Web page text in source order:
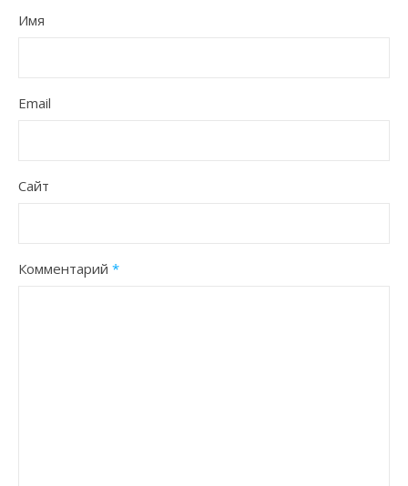
Имя
Email
Сайт
Комментарий *